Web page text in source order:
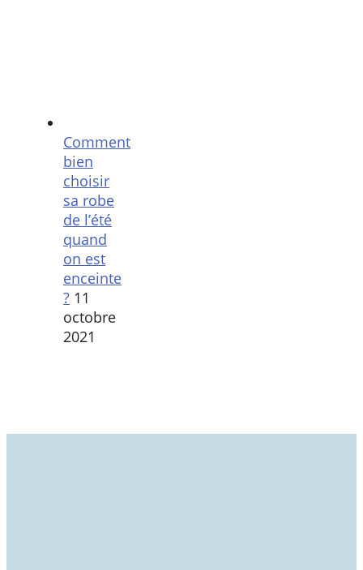
Comment
bien
choisir
sa robe
de l’été
quand
on est
enceinte
? 11
octobre
2021